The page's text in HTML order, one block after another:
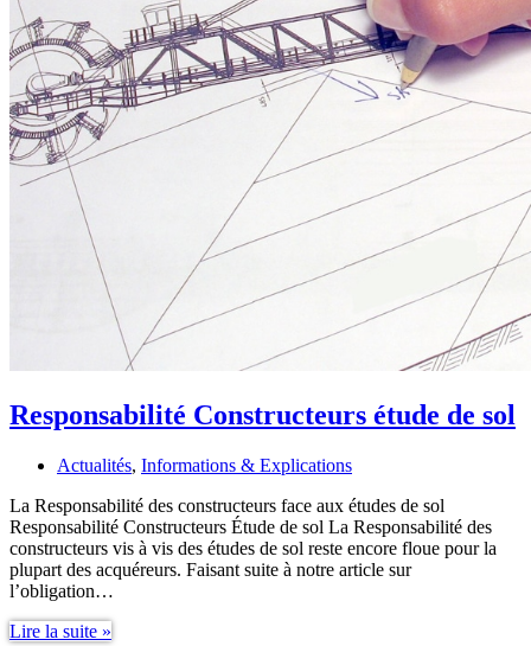
Responsabilité Constructeurs étude de sol
Actualités, Informations & Explications
La Responsabilité des constructeurs face aux études de sol
Responsabilité Constructeurs Étude de sol La Responsabilité des
constructeurs vis à vis des études de sol reste encore floue pour la
plupart des acquéreurs. Faisant suite à notre article sur
l’obligation…
Lire la suite »